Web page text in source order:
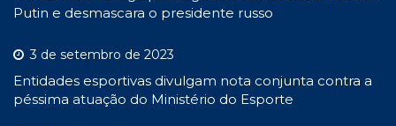
Putin e desmascara o presidente russo
3 de setembro de 2023
Entidades esportivas divulgam nota conjunta contra a
péssima atuação do Ministério do Esporte